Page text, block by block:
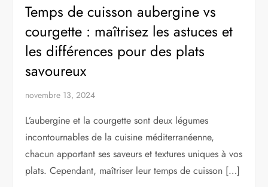
Temps de cuisson aubergine vs
courgette : maîtrisez les astuces et
les différences pour des plats
savoureux
novembre 13, 2024
L’aubergine et la courgette sont deux légumes
incontournables de la cuisine méditerranéenne,
chacun apportant ses saveurs et textures uniques à vos
plats. Cependant, maîtriser leur temps de cuisson […]